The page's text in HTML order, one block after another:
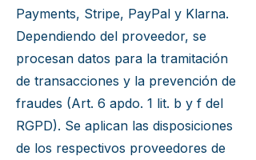
Payments, Stripe, PayPal y Klarna.
Dependiendo del proveedor, se
procesan datos para la tramitación
de transacciones y la prevención de
fraudes (Art. 6 apdo. 1 lit. b y f del
RGPD). Se aplican las disposiciones
de los respectivos proveedores de